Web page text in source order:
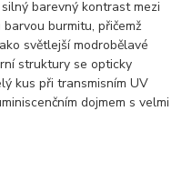
barevný kontrast mezi
burmitu, přičemž
světlejší modrobělavé
struktury se opticky
kus při transmisním UV
dojmem s velmi